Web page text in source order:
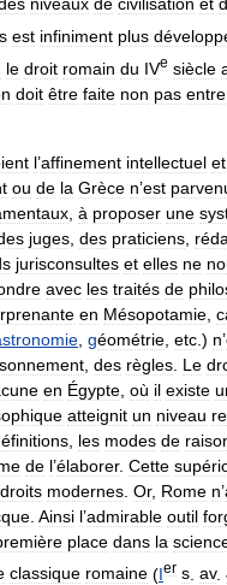
niveaux de civilisation et
est infiniment plus
le droit romain du IVe siècle
doit être faite non pas entre
l’affinement intellectuel et
ou de la Grèce n’est
à proposer une
juges des praticiens
jurisconsultes et elles ne
avec les traités de
en Mésopotamie
géométrie etc .) n’
des règles Le
en Égypte où il existe
atteignit un niveau
les modes de
de l’élaborer. Cette
droits modernes Or, Rome n’
Ainsi l’admirable outil
place dans la
classique romaine (Ier s av.